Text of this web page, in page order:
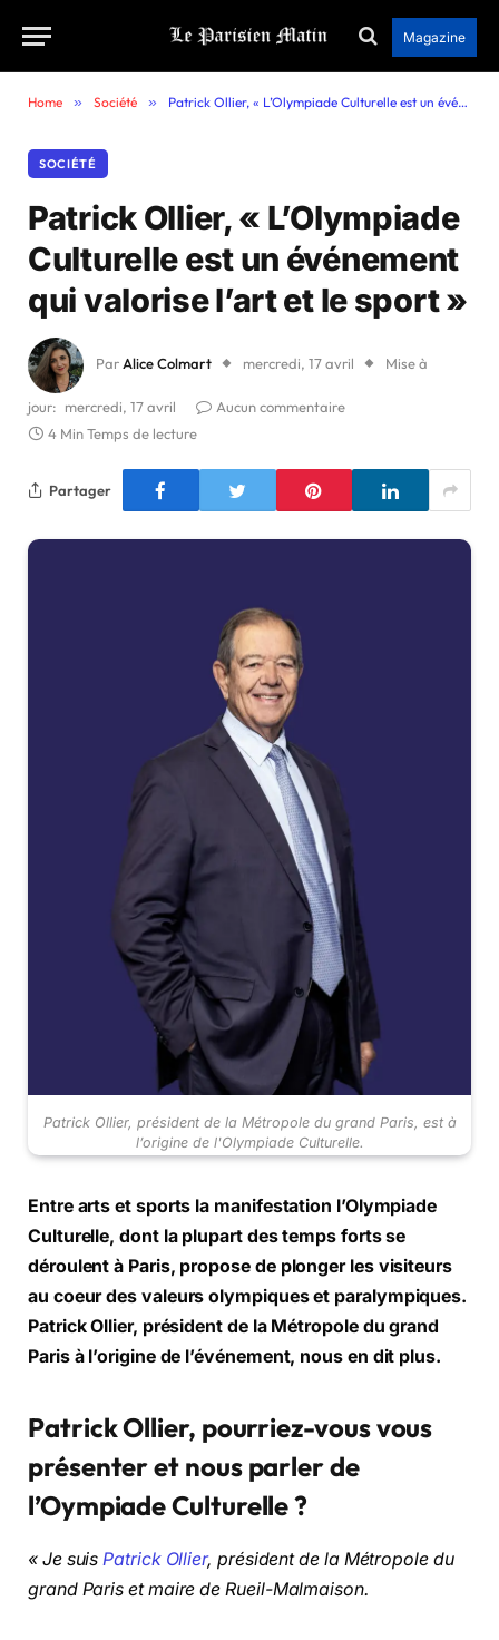
Magazine
Home » Société » Patrick Ollier, « L’Olympiade Culturelle est un événement qui valorise l’art et le sport »
SOCIÉTÉ
Patrick Ollier, « L’Olympiade
Culturelle est un événement
qui valorise l’art et le sport »
Par Alice Colmart mercredi, 17 avril Mise à
jour: mercredi, 17 avril
Aucun commentaire
4 Min Temps de lecture
Partager
Patrick Ollier, président de la Métropole du grand Paris, est à
l’origine de l'Olympiade Culturelle.
Entre arts et sports la manifestation l’Olympiade
Culturelle, dont la plupart des temps forts se
déroulent à Paris, propose de plonger les visiteurs
au coeur des valeurs olympiques et paralympiques.
Patrick Ollier, président de la Métropole du grand
Paris à l’origine de l’événement, nous en dit plus.
Patrick Ollier, pourriez-vous vous
présenter et nous parler de
l’Oympiade Culturelle ?
« Je suisPatrick Ollier, président de la Métropole du
grand Paris et maire de Rueil-Malmaison.